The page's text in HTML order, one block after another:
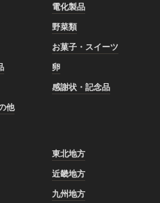
電化製品
野菜類
お菓子・スイーツ
卵
感謝状・記念品
他
東北地方
近畿地方
九州地方